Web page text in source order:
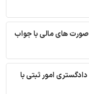
های مالی با جواب
امور ثبتی با